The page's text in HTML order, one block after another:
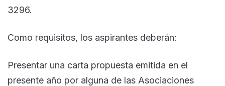
3296.
Como requisitos, los aspirantes deberán:
Presentar una carta propuesta emitida en el
presente año por alguna de las Asociaciones